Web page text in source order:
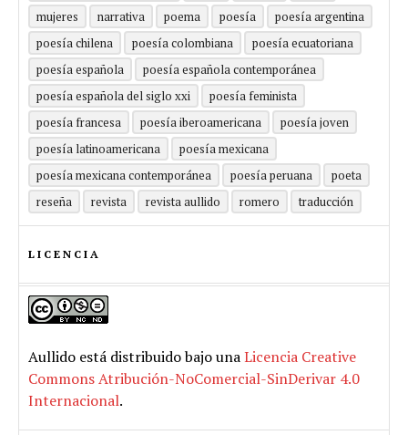
mujeres
narrativa poema poesía
poesía argentina
poesía chilena
poesía colombiana
poesía ecuatoriana
poesía española
poesía española contemporánea
poesía española del siglo xxi
poesía feminista
poesía francesa
poesía iberoamericana
poesía joven
poesía latinoamericana
poesía mexicana
poesía mexicana contemporánea
poesía peruana
poeta
reseña
revista revista aullido romero traducción
LICENCIA
Aullido está distribuido bajo unaLicencia Creative
Commons Atribución-NoComercial-SinDerivar 4.0
Internacional.